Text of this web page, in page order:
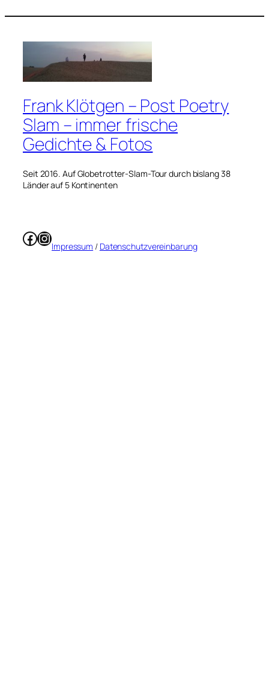
Frank Klötgen – Post Poetry
Slam – immer frische
Gedichte & Fotos
Seit 2016. Auf Globetrotter-Slam-Tour durch bislang 38
Länder auf 5 Kontinenten
Facebook
Instagram
Impressum / Datenschutzvereinbarung